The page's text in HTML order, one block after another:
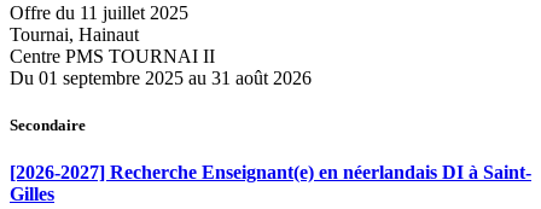
Offre du 11 juillet 2025
Tournai, Hainaut
Centre PMS TOURNAI II
Du 01 septembre 2025 au 31 août 2026
Secondaire
[2026-2027] Recherche Enseignant(e) en néerlandais DI à Saint-
Gilles